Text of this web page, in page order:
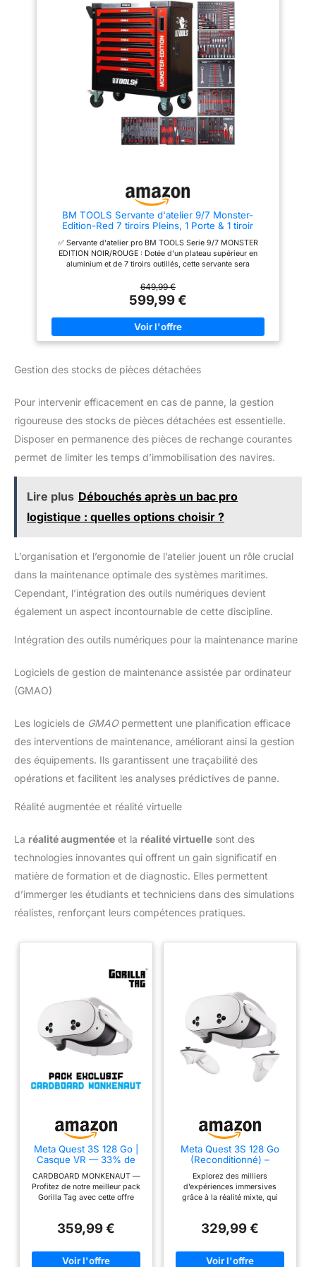
roulement à billes . Fermeture
magnétique des portes de
l'armoire et du meuble bas -
Meuble haut avec système
d'ouverture à vérins. Sécurité:
les 5 meubles sont
verrouillables , 5 jeux de clés
sont fournis avec le mobilier.
Modulable: Vous pouvez monter
le mobilier de plusieurs façons:
armoire à droite, armoire à
gauche ou armoire déportée. Ce
mobilier dispose de pieds de
mises à niveau permettant de
métal, 2 - portes, verrouillable,
avec mur perforé pour
suspendre les outils dans les
étagères ouvertes central de la
hauteur de la pièce réglable :
120 (L) x 60 (H) x 19 (P) cm 1x
Armoire d'Atelier en métal, 2 -
portes, verrouillable, avec mur
perforé pour suspendre les
outils 80 (L) x 60 (H) x 19 (P)
cm ; 1x Armoire d'Atelier en
métal, 1 - porte, verrouillable,
avec le mur de trou d' euros
pour 40 outils (L) x 60 (H) x 19
BM TOOLS Servante d'atelier 9/7 Monster-
Edition-Red 7 tiroirs Pleins, 1 Porte & 1 tiroir
✅ Servante d'atelier pro BM TOOLS Serie 9/7 MONSTER
EDITION NOIR/ROUGE : Dotée d'un plateau supérieur en
aluminium et de 7 tiroirs outillés, cette servante sera
professionnel. Peinture vernis métallisée
649,99 €
599,99 €
Gestion des stocks de pièces détachées
Pour intervenir efficacement en cas de panne, la gestion
rigoureuse des stocks de pièces détachées est essentielle.
Disposer en permanence des pièces de rechange courantes
permet de limiter les temps d’immobilisation des navires.
Lire plus Débouchés après un bac pro
logistique : quelles options choisir ?
L’organisation et l’ergonomie de l’atelier jouent un rôle crucial
dans la maintenance optimale des systèmes maritimes.
Cependant, l’intégration des outils numériques devient
également un aspect incontournable de cette discipline.
Intégration des outils numériques pour la maintenance marine
Logiciels de gestion de maintenance assistée par ordinateur
(GMAO)
Les logiciels de GMAOpermettent une planification efficace
des interventions de maintenance, améliorant ainsi la gestion
des équipements. Ils garantissent une traçabilité des
opérations et facilitent les analyses prédictives de panne.
Réalité augmentée et réalité virtuelle
La réalité augmentée et la réalité virtuelle sont des
technologies innovantes qui offrent un gain significatif en
matière de formation et de diagnostic. Elles permettent
d’immerger les étudiants et techniciens dans des simulations
réalistes, renforçant leurs compétences pratiques.
Meta Quest 3S 128 Go |
Casque VR — 33% de
Plus de Performance
Graphique — Réalité
virtuelle sans Fil — Pack
Monkenaut — Exclusivité
Amazon
CARDBOARD MONKENAUT —
Profitez de notre meilleur pack
Gorilla Tag avec cette offre
articles exclusifs, dont le Gorilla
Helmet, ainsi que 2 000 SHINY
ROCKS. PAS DE CÂBLES, PLUS
359,99 €
Meta Quest 3S 128 Go
(Reconditionné) –
Mixte – Un Appareil
Incroyable. À Un Prix
Incroyable. – Casque
Explorez des milliers
d’expériences immersives
grâce à la réalité mixte, qui
espace physique, ou plongez
Transformez n’importe quelle
pièce en salle de cinéma.
329,99 €